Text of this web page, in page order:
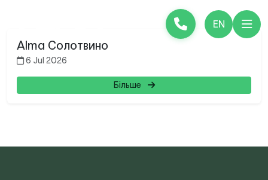
EN
Alma Солотвино
6 Jul 2026
Більше